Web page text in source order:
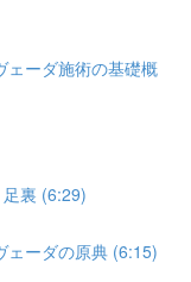
ェーダ施術の基礎概
足裏 (6:29)
ェーダの原典 (6:15)